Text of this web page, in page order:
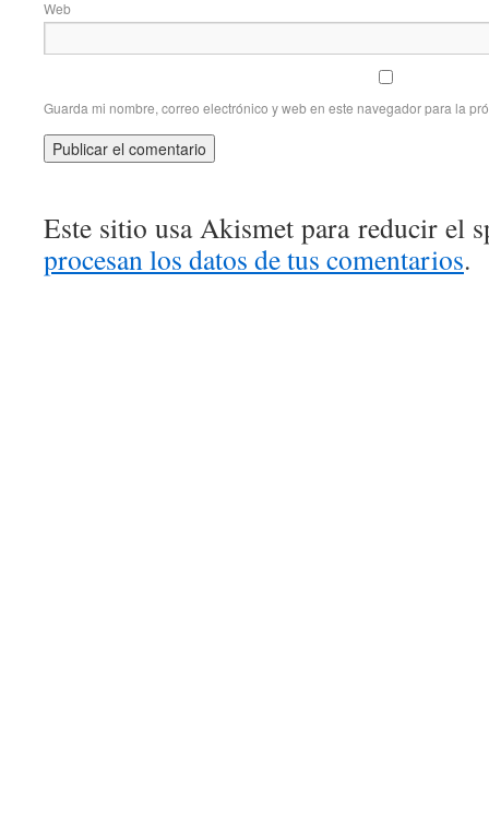
Web
Guarda mi nombre, correo electrónico y web en este navegador para la
Este sitio usa Akismet para reducir el
procesan los datos de tus comentarios.